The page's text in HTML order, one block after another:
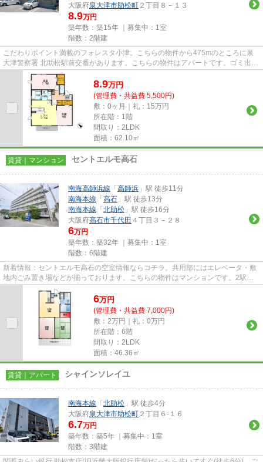
大阪府泉大津市助松町 ２丁目８－１３
8.9万円
築年数：築15年 ｜募集中： 1室
階数：2階建
こだわりポイント満載のフォレスタ小津。こちらの物件から475mのところに泉
大津警察署 北助松駅前交番があります。こちらの物件はアパートです。ゴミ出し
を楽にするために、遠くまで行...
8.9万円
(管理費・共益費 5,500円)
敷：0ヶ月｜礼：15万円
所在階：1階
間取り：2LDK
面積：62.10㎡
賃貸｜マンション セントエルモ高石
南海高師浜線 「 高師浜 」駅 徒歩11分
南海本線 「 高石 」駅 徒歩13分
南海本線 「 北助松 」駅 徒歩16分
大阪府高石市千代田 ４丁目３－２８
6万円
築年数：築32年 ｜募集中： 1室
階数：6階建
新着情報：セントエルモ高石の空室情報ならコチラ。共用部にはエレベータ・敷
地内ごみ置き場などが揃っております。こちらの物件はマンションです。2駅利
用可能でとても利便性の高い物...
6万円
(管理費・共益費 7,000円)
敷：2万円｜礼：0万円
所在階：6階
間取り：2LDK
面積：46.36㎡
賃貸｜アパート シャインソレイユ
南海本線 「 北助松 」駅 徒歩4分
大阪府泉大津市助松町 ２丁目６-１６
6.7万円
築年数：築5年 ｜募集中： 1室
階数：3階建